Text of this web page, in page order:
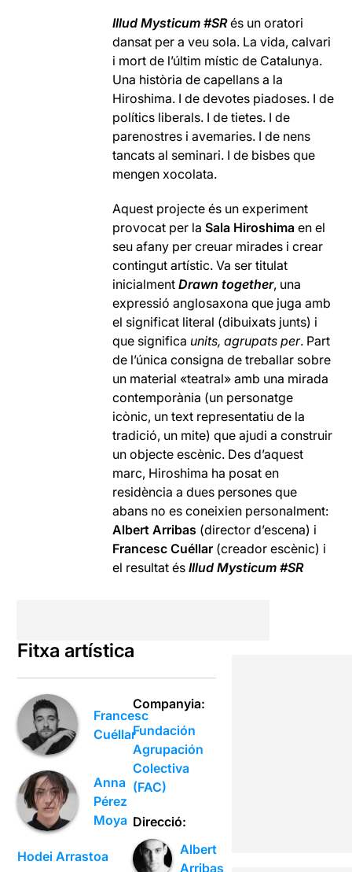
Illud Mysticum #SR és un oratori
dansat per a veu sola. La vida, calvari
i mort de l’últim místic de Catalunya.
Una història de capellans a la
Hiroshima. I de devotes piadoses. I de
polítics liberals. I de tietes. I de
parenostres i avemaries. I de nens
tancats al seminari. I de bisbes que
mengen xocolata.
Aquest projecte és un experiment
provocat per laSala Hiroshima en el
seu afany per creuar mirades i crear
contingut artístic. Va ser titulat
inicialmentDrawn together, una
expressió anglosaxona que juga amb
el significat literal (dibuixats junts) i
que significa units, agrupats per. Part
de l’única consigna de treballar sobre
un material «teatral» amb una mirada
contemporània (un personatge
icònic, un text representatiu de la
tradició, un mite) que ajudi a construir
un objecte escènic. Des d’aquest
marc, Hiroshima ha posat en
residència a dues persones que
abans no es coneixien personalment:
Albert Arribas (director d’escena) i
Francesc Cuéllar (creador escènic) i
el resultat ésIllud Mysticum #SR
Fitxa artística
Francesc
Cuéllar
Anna
Pérez
Moya
Hodei Arrastoa
Companyia:
Fundación
Agrupación
Colectiva
(FAC)
Direcció:
Albert
Arribas